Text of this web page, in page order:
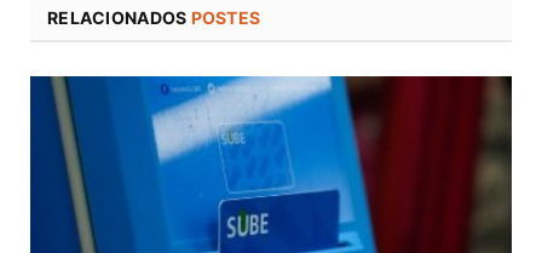
RELACIONADOS POSTES